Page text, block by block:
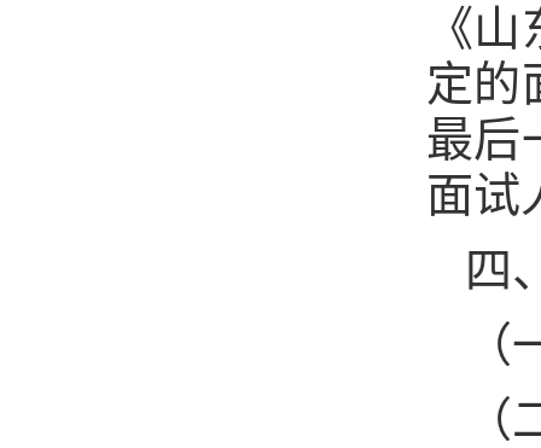
《
定的
最后
面试
四